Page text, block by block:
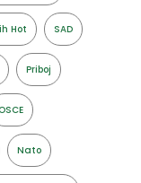
Hot SAD
Priboj
Nato